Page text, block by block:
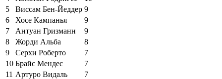
5
Виссам Бен-Йеддер 9
6
Хосе Кампанья
9
7
Антуан Гризманн
9
8
Жорди Альба
8
9
Серхи Роберто
7
10 Брайс Мендес
7
11 Артуро Видаль
7